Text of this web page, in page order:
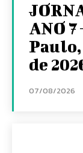
ANO 7
Paulo,
de
07/08/2026